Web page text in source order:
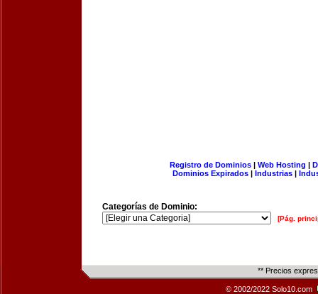
Registro de Dominios| Web Hosting |
Dominios Expirados | Industrias |
Categorías de Dominio:
[Pág.
** Precios
© 2002/2022 Solo10.com